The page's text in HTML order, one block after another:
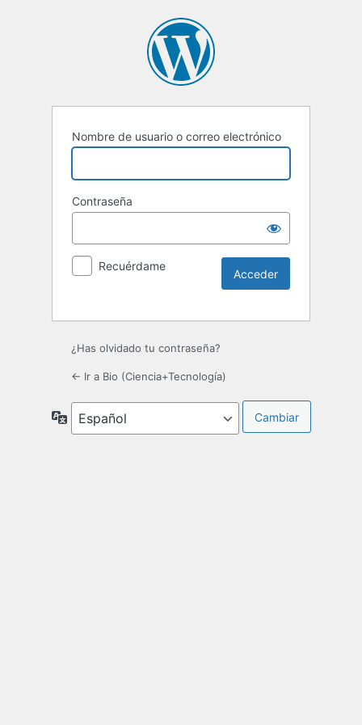
Nombre de usuario o correo electrónico
Contraseña
Recuérdame
¿Has olvidado tu contraseña?
← Ir a Bio (Ciencia+Tecnología)
Idioma